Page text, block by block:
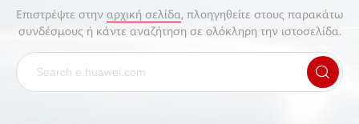
Επιστρέψτε στην αρχική σελίδα, πλοηγηθείτε στους παρακάτω
συνδέσμους ή κάντε αναζήτηση σε ολόκληρη την ιστοσελίδα.